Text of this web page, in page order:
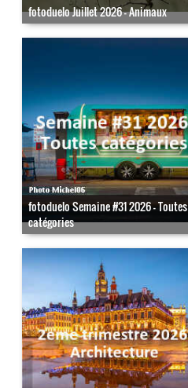
fotoduelo Juillet 2026 - Animaux
fotoduelo Semaine #31 2026 - Toutes
catégories